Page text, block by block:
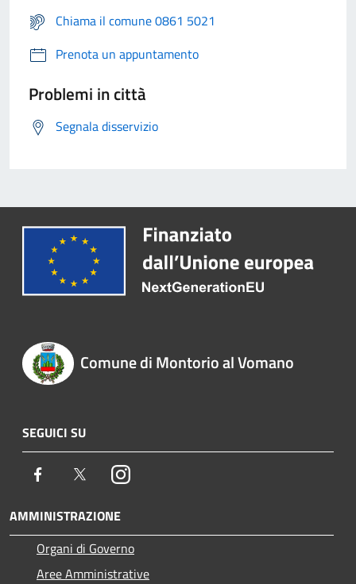
Chiama il comune 0861 5021
Prenota un appuntamento
Problemi in città
Segnala disservizio
Comune di Montorio al Vomano
SEGUICI SU
Facebook TwitterInstagram
AMMINISTRAZIONE
Organi di Governo
Aree Amministrative